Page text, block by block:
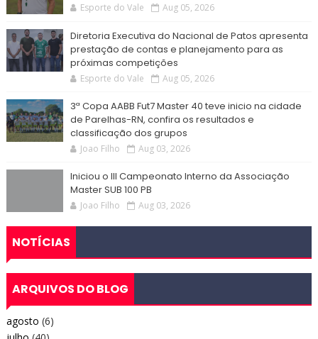
Esporte do Vale Aug 05, 2026
Diretoria Executiva do Nacional de Patos apresenta
prestação de contas e planejamento para as
próximas competições
Esporte do Vale Aug 05, 2026
3ª Copa AABB Fut7 Master 40 teve inicio na cidade
de Parelhas-RN, confira os resultados e
classificação dos grupos
Joao Filho Aug 03, 2026
Iniciou o III Campeonato Interno da Associação
Master SUB 100 PB
Joao Filho Aug 03, 2026
NOTÍCIAS
ARQUIVOS DO BLOG
agosto (6)